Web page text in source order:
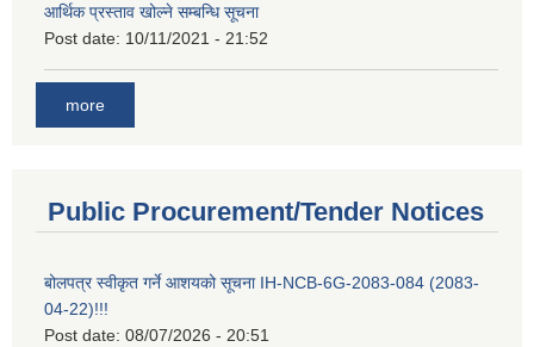
आर्थिक प्रस्ताव खोल्ने सम्बन्धि सूचना
Post date: 10/11/2021 - 21:52
more
Public Procurement/Tender Notices
बोलपत्र स्वीकृत गर्ने आशयको सूचना IH-NCB-6G-2083-084 (2083-
04-22)!!!
Post date: 08/07/2026 - 20:51